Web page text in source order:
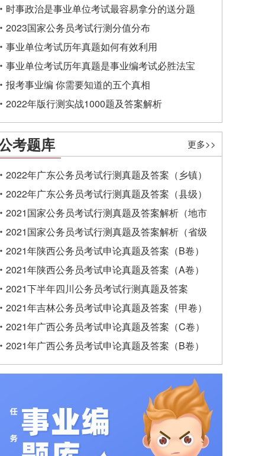
时事政治是事业单位考试最容易拿分的送分题
2023国家公务员考试行测分值分布
事业单位考试历年真题如何有效利用
事业单位考试历年真题是事业编考试必胜法宝
报考事业编 你需要知道的五个真相
2022年版行测实战1000题及答案解析
考题库 更多>>
2022年广东公务员考试行测真题及答案（乡镇）
2022年广东公务员考试行测真题及答案（县级）
2021国家公务员考试行测真题及答案解析（地市
级）
2021国家公务员考试行测真题及答案解析（省级
以上）
2021年陕西公务员考试申论真题及答案（B卷）
2021年陕西公务员考试申论真题及答案（A卷）
2021下半年四川公务员考试行测真题及答案
2021年吉林公务员考试申论真题及答案（甲卷）
2021年广西公务员考试申论真题及答案（C卷）
2021年广西公务员考试申论真题及答案（B卷）